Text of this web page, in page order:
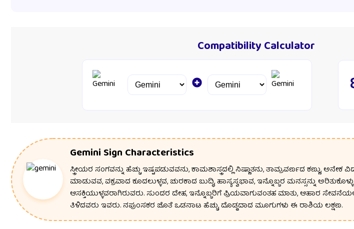
Compatibility Calculator
Gemini Sign Characteristics
ಸ್ತ್ರೀಯರ ಸಂಗವನ್ನು ಹೆಚ್ಚು ಇಷ್ಟಪಡುವವನು, ಕಾಮಶಾಸ್ತ್ರದಲ್ಲಿ ನಿಷ್ಣಾತನು, ತಾಮ್ರವರ್ಣದ ಕಣ್ಣು,
ಮಾಡುವವ, ವಕ್ರವಾದ ಕೂದಲುಳ್ಳವ, ಚುರಕಾದ ಬುದ್ಧಿ, ಹಾಸ್ಯಸ್ವಭಾವ, ಇನ್ನೊಬ್ಬರ ಮನಸ್ಸನ್ನು
ಆಸಕ್ತಿಯುಳ್ಳವರಾಗಿರುವರು. ಸುಂದರ ದೇಹ, ಇನ್ನೊಬ್ಬರಿಗೆ ಪ್ರಿಯವಾಗುವಂತಹ ಮಾತು, ಆಹಾರ
ತಿಳಿದವರು ಇವರು. ನಪುಂಸಕರ ಜೊತೆ ಒಡನಾಟ ಹೆಚ್ಚು, ದೊಡ್ಡದಾದ ಮೂಗುಗಳು ಈ ರಾಶಿಯ ಲಕ್ಷಣ.